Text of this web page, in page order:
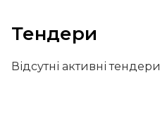
Тендери
Відсутні активні тендери